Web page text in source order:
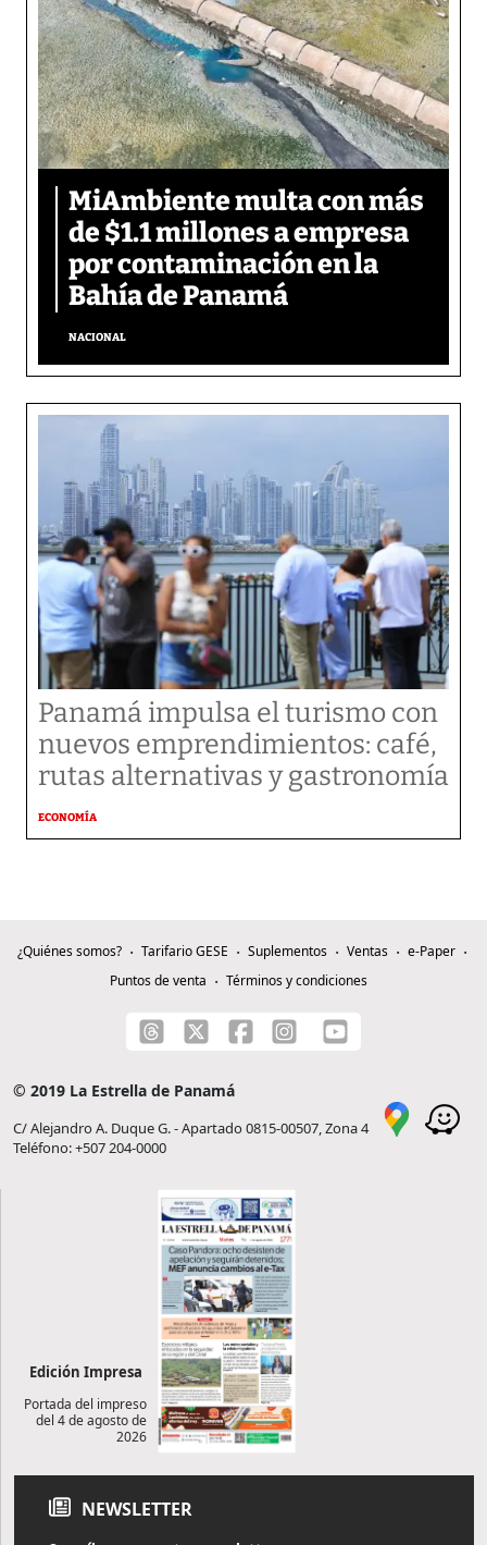
MiAmbiente multa con más
de $1.1 millones a empresa
por contaminación en la
Bahía de Panamá
NACIONAL
Panamá impulsa el turismo con
nuevos emprendimientos: café,
rutas alternativas y gastronomía
ECONOMÍA
¿Quiénes somos? Tarifario GESE Suplementos Ventas
e-Paper
Puntos de venta
Términos y condiciones
© 2019 La Estrella de Panamá
C/ Alejandro A. Duque G. - Apartado 0815-00507, Zona 4
Teléfono: +507 204-0000
Edición Impresa
Portada del impreso
del 4 de agosto de
2026
NEWSLETTER